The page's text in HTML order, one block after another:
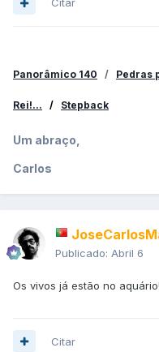
Citar
Panorâmico 140 / Pedras
Rei!... / Stepback
Um abraço,
Carlos
Publicado: Abril 6
Os vivos já estão no
Citar